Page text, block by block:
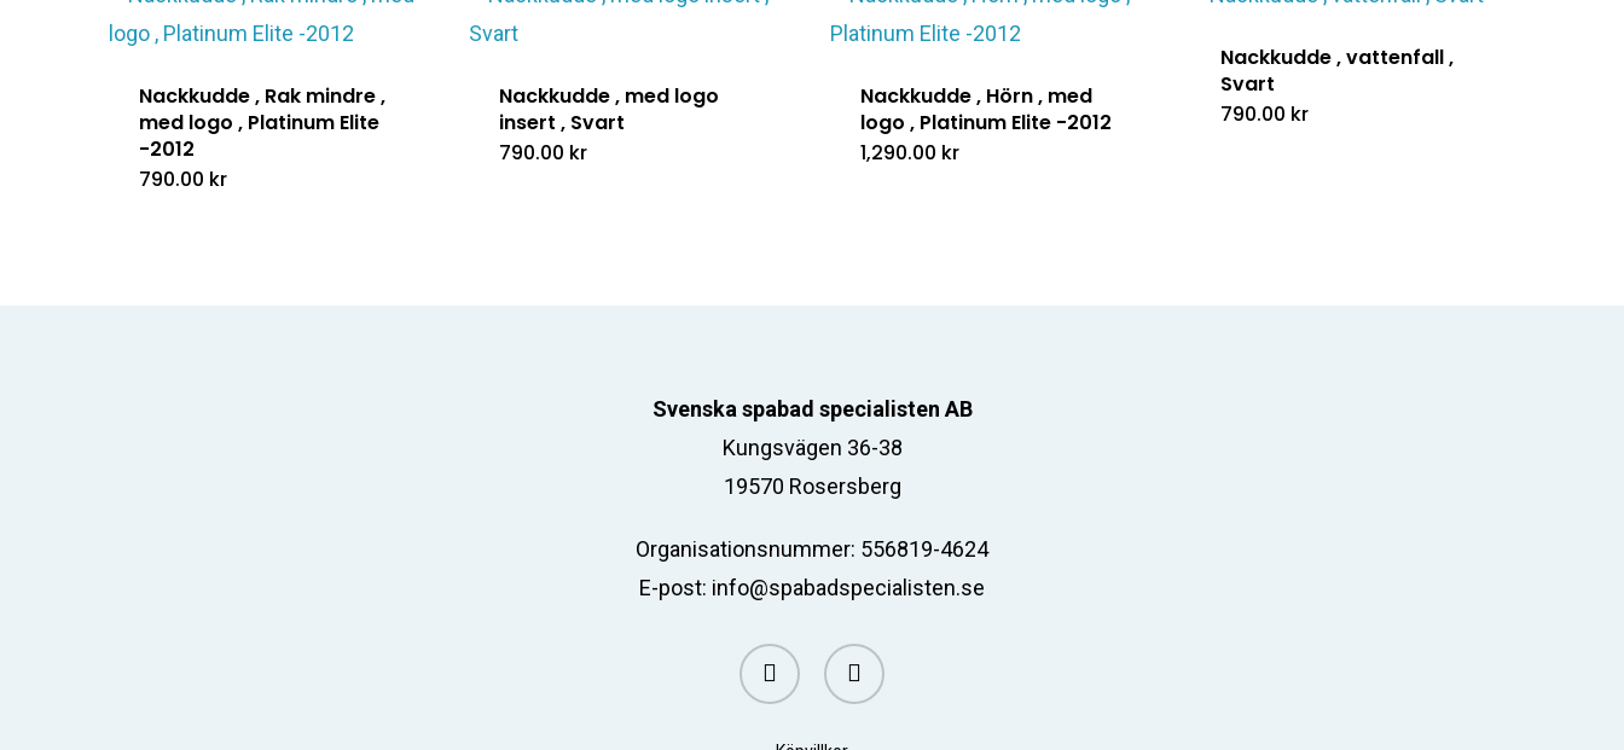
Nackkudde , Rak mindre ,
med logo , Platinum Elite
-2012
790.00 kr
Nackkudde , med logo
insert , Svart
790.00 kr
Nackkudde , Hörn , med
logo , Platinum Elite -2012
1,290.00 kr
Nackkudde , vattenfall ,
Svart
790.00 kr
Svenska spabad specialisten AB
Kungsvägen 36-38
19570 Rosersberg
Organisationsnummer: 556819-4624
E-post: info@spabadspecialisten.se
facebook email